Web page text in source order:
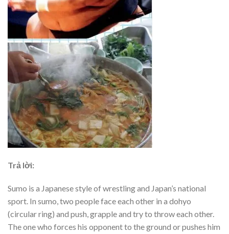
Trả lời:
Sumo is a Japanese style of wrestling and Japan’s national
sport. In sumo, two people face each other in a dohyo
(circular ring) and push, grapple and try to throw each other.
The one who forces his opponent to the ground or pushes him